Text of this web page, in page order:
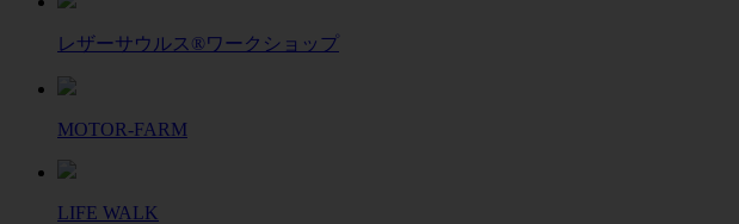
レザーサウルス®ワークショップ
MOTOR-FARM
LIFE WALK